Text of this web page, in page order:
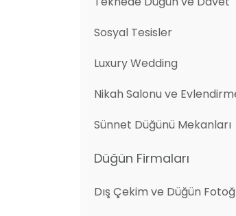
Sosyal Tesisler
Luxury Wedding
Nikah Salonu ve
Sünnet Düğünü Mekanları
Düğün Firmaları
Dış Çekim ve Düğün